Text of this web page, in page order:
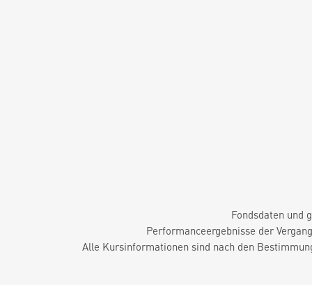
Fondsdaten und
Performanceergebnisse der
Alle Kursinformationen sind nach den